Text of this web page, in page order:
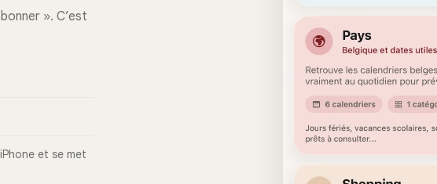
». C’est
et se met